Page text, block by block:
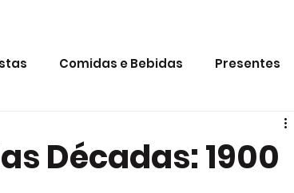
Comidas e Bebidas Presentes
Décadas: 1900